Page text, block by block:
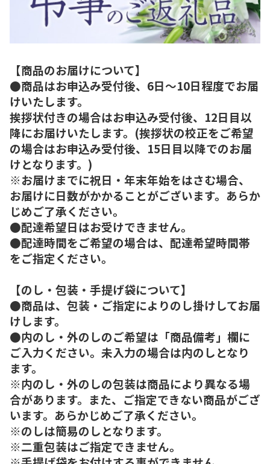
【商品のお届けについて】
●商品はお申込み受付後、6日～10日程度でお届
けいたします。
挨拶状付きの場合はお申込み受付後、12日目以
降にお届けいたします。(挨拶状の校正をご希望
の場合はお申込み受付後、15日目以降でのお届
けとなります。)
※お届けまでに祝日・年末年始をはさむ場合、
お届けに日数がかかることがございます。あらか
じめご了承ください。
●配達希望日はお受けできません。
●配達時間をご希望の場合は、配達希望時間帯
をご指定ください。
【のし・包装・手提げ袋について】
●商品は、包装・ご指定によりのし掛けしてお届
けします。
●内のし・外のしのご希望は「商品備考」欄に
ご入力ください。未入力の場合は内のしとなり
ます。
※内のし・外のしの包装は商品により異なる場
合があります。また、ご指定できない商品がござ
います。あらかじめご了承ください。
※のしは簡易のしとなります。
※二重包装はご指定できません。